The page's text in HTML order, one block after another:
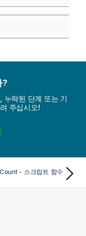
?
누락된 단계 또는 기
주십시오!
Count - 스크립트 함수